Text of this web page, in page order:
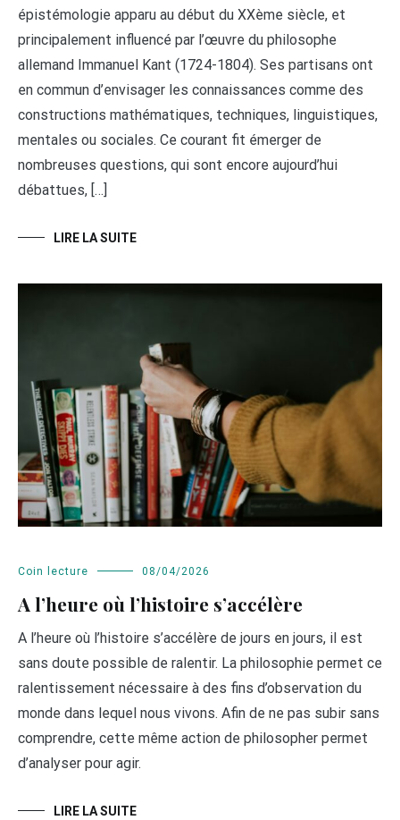
épistémologie apparu au début du XXème siècle, et
principalement influencé par l’œuvre du philosophe
allemand Immanuel Kant (1724-1804). Ses partisans ont
en commun d’envisager les connaissances comme des
constructions mathématiques, techniques, linguistiques,
mentales ou sociales. Ce courant fit émerger de
nombreuses questions, qui sont encore aujourd’hui
débattues, […]
LIRE LA SUITE
Coin lecture 08/04/2026
A l’heure où l’histoire s’accélère
A l’heure où l’histoire s’accélère de jours en jours, il est
sans doute possible de ralentir. La philosophie permet ce
ralentissement nécessaire à des fins d’observation du
monde dans lequel nous vivons. Afin de ne pas subir sans
comprendre, cette même action de philosopher permet
d’analyser pour agir.
LIRE LA SUITE